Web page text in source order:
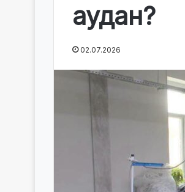
аудан?
02.07.2026